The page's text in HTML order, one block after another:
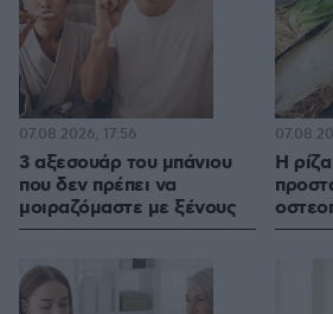
3 αξεσουάρ του μπάνιου
που δεν πρέπει να
μοιραζόμαστε με ξένους
07.08.2026, 17:56
Η